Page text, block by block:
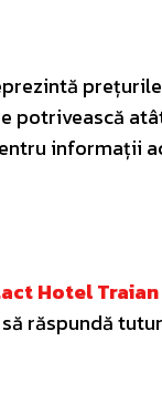
potrivească
informații
Hotel
răspundă